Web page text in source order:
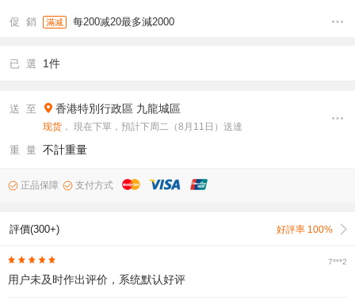
促 銷 滿减 每200减20最多減2000
已 選 1件
送 至 香港特別行政區 九龍城區
现货 ， 現在下單，預計下周二（8月11日）送達
重 量 不計重量
正品保障 支付方式
評價(300+) 好評率 100%
7***2
用户未及时作出评价，系统默认好评